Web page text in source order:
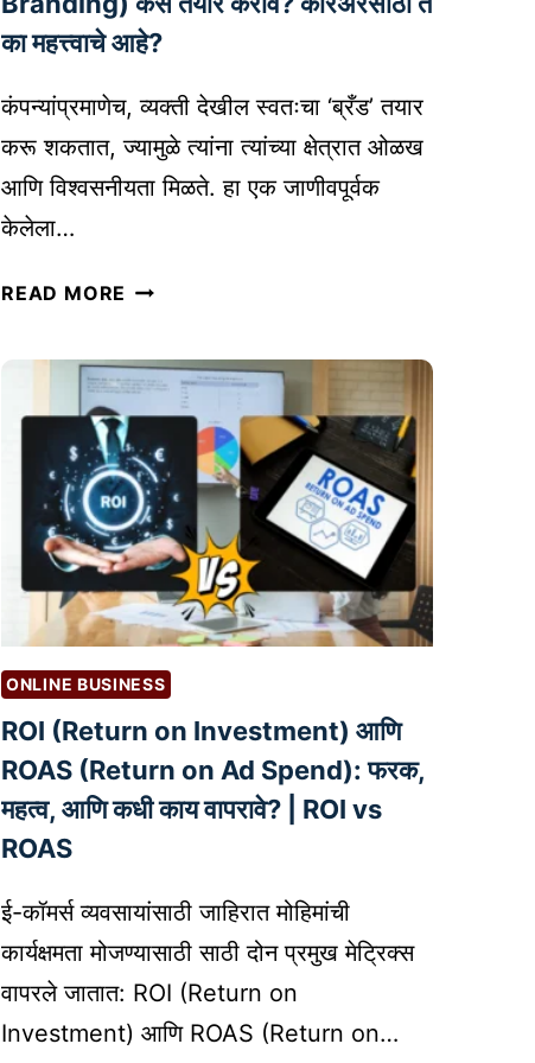
:
शा
ची
ख
री
कि
M
E
N
T
A
L
H
E
A
L
T
H
A
N
R
E
E
R
का महत्त्वाचे आहे?
कंपन्यांप्रमाणेच, व्यक्ती देखील स्वतःचा ‘ब्रँड’ तयार
करू शकतात, ज्यामुळे त्यांना त्यांच्या क्षेत्रात ओळख
आणि विश्वसनीयता मिळते. हा एक जाणीवपूर्वक
केलेला…
READ MORE तु
‘
प
र्स
न
ल
ब्रँ
डिं
ग
’
(
P
E
R
S
L
B
R
A
ONLINE BUSINESS
ROI (Return on Investment) आणि
ROAS (Return on Ad Spend): फरक,
महत्व, आणि कधी काय वापरावे? | ROI vs
ROAS
ई-कॉमर्स व्यवसायांसाठी जाहिरात मोहिमांची
कार्यक्षमता मोजण्यासाठी साठी दोन प्रमुख मेट्रिक्स
वापरले जातात: ROI (Return on
Investment) आणि ROAS (Return on…